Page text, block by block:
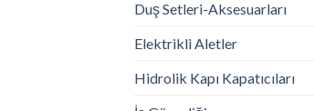
Duş Setleri-Aksesuarları
Elektrikli Aletler
Hidrolik Kapı Kapatıcıları